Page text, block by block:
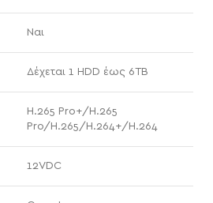
Ναι
Δέχεται 1 HDD έως 6TB
H.265 Pro+/H.265
Pro/H.265/H.264+/H.264
12VDC